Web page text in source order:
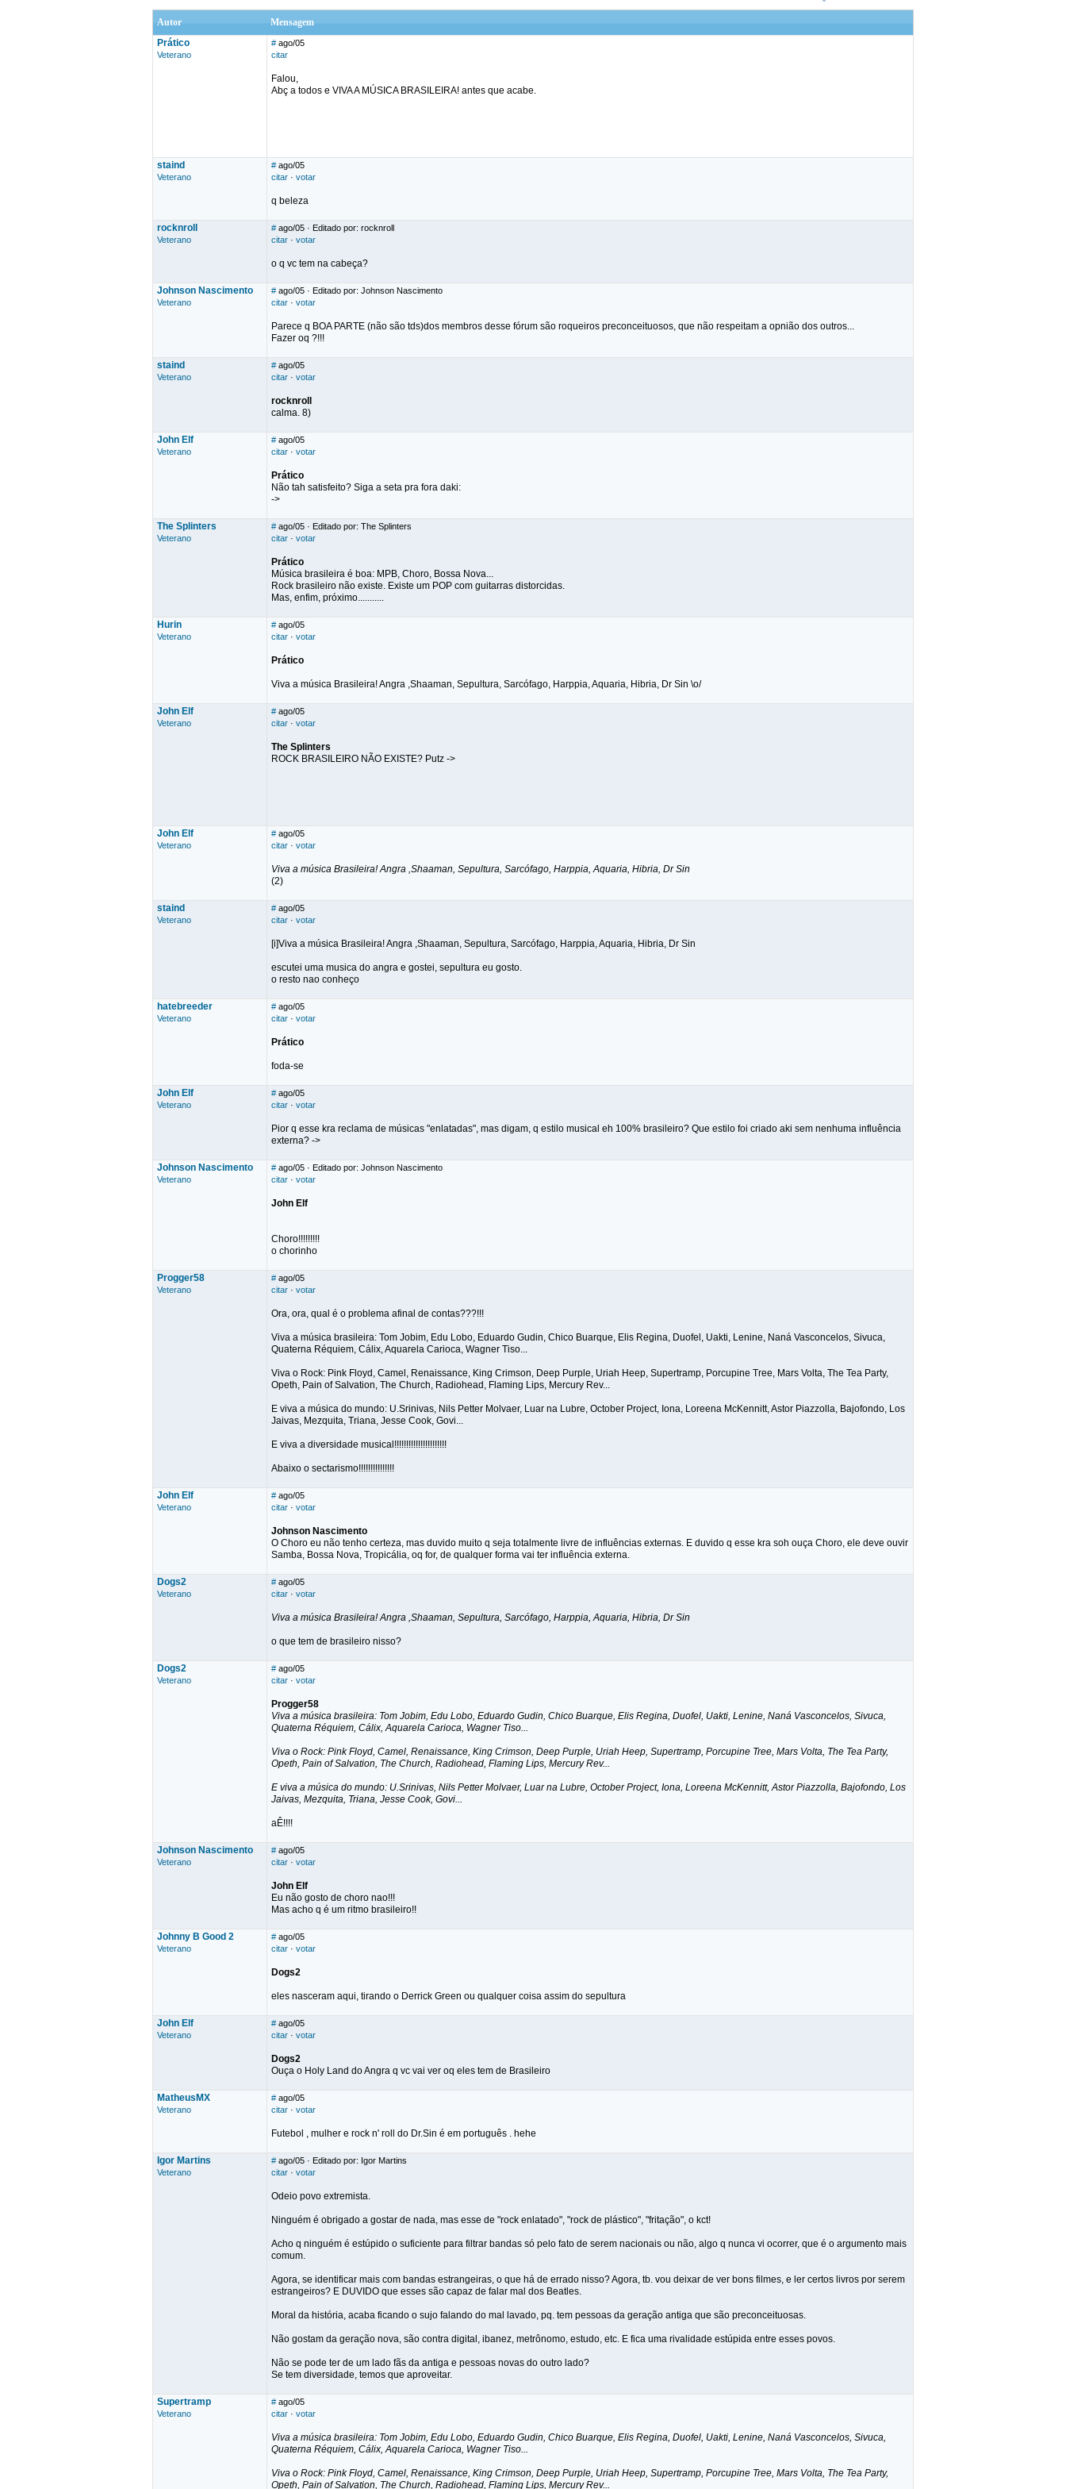
Autor
Mensagem
Prático
Veterano
# ago/05
citar
Falou,
Abç a todos e VIVA A MÚSICA BRASILEIRA! antes que acabe.
staind
Veterano
# ago/05
citar · votar
q beleza
rocknroll
Veterano
# ago/05 · Editado por: rocknroll
citar · votar
o q vc tem na cabeça?
Johnson Nascimento
Veterano
# ago/05 · Editado por: Johnson Nascimento
citar · votar
Parece q BOA PARTE (não são tds)dos membros desse fórum são roqueiros preconceituosos, que não respeitam a opnião dos outros...
Fazer oq ?!!!
staind
Veterano
# ago/05
citar · votar
rocknroll
calma. 8)
John Elf
Veterano
# ago/05
citar · votar
Prático
Não tah satisfeito? Siga a seta pra fora daki:
->
The Splinters
Veterano
# ago/05 · Editado por: The Splinters
citar · votar
Prático
Música brasileira é boa: MPB, Choro, Bossa Nova...
Rock brasileiro não existe. Existe um POP com guitarras distorcidas.
Mas, enfim, próximo...........
Hurin
Veterano
# ago/05
citar · votar
Prático
Viva a música Brasileira! Angra ,Shaaman, Sepultura, Sarcófago, Harppia, Aquaria, Hibria, Dr Sin \o/
John Elf
Veterano
# ago/05
citar · votar
The Splinters
ROCK BRASILEIRO NÃO EXISTE? Putz ->
John Elf
Veterano
# ago/05
citar · votar
Viva a música Brasileira! Angra ,Shaaman, Sepultura, Sarcófago, Harppia, Aquaria, Hibria, Dr Sin
(2)
staind
Veterano
# ago/05
citar · votar
[i]Viva a música Brasileira! Angra ,Shaaman, Sepultura, Sarcófago, Harppia, Aquaria, Hibria, Dr Sin
escutei uma musica do angra e gostei, sepultura eu gosto.
o resto nao conheço
hatebreeder
Veterano
# ago/05
citar · votar
Prático
foda-se
John Elf
Veterano
# ago/05
citar · votar
Pior q esse kra reclama de músicas "enlatadas", mas digam, q estilo musical eh 100% brasileiro? Que estilo foi criado aki sem nenhuma influência
externa? ->
Johnson Nascimento
Veterano
# ago/05 · Editado por: Johnson Nascimento
citar · votar
John Elf
Choro!!!!!!!!!
o chorinho
Progger58
Veterano
# ago/05
citar · votar
Ora, ora, qual é o problema afinal de contas???!!!
Viva a música brasileira: Tom Jobim, Edu Lobo, Eduardo Gudin, Chico Buarque, Elis Regina, Duofel, Uakti, Lenine, Naná Vasconcelos, Sivuca,
Quaterna Réquiem, Cálix, Aquarela Carioca, Wagner Tiso...
Viva o Rock: Pink Floyd, Camel, Renaissance, King Crimson, Deep Purple, Uriah Heep, Supertramp, Porcupine Tree, Mars Volta, The Tea Party,
Opeth, Pain of Salvation, The Church, Radiohead, Flaming Lips, Mercury Rev...
E viva a música do mundo: U.Srinivas, Nils Petter Molvaer, Luar na Lubre, October Project, Iona, Loreena McKennitt, Astor Piazzolla, Bajofondo, Los
Jaivas, Mezquita, Triana, Jesse Cook, Govi...
E viva a diversidade musical!!!!!!!!!!!!!!!!!!!!!!
Abaixo o sectarismo!!!!!!!!!!!!!!!
John Elf
Veterano
# ago/05
citar · votar
Johnson Nascimento
O Choro eu não tenho certeza, mas duvido muito q seja totalmente livre de influências externas. E duvido q esse kra soh ouça Choro, ele deve ouvir
Samba, Bossa Nova, Tropicália, oq for, de qualquer forma vai ter influência externa.
Dogs2
Veterano
# ago/05
citar · votar
Viva a música Brasileira! Angra ,Shaaman, Sepultura, Sarcófago, Harppia, Aquaria, Hibria, Dr Sin
o que tem de brasileiro nisso?
Dogs2
Veterano
# ago/05
citar · votar
Progger58
Viva a música brasileira: Tom Jobim, Edu Lobo, Eduardo Gudin, Chico Buarque, Elis Regina, Duofel, Uakti, Lenine, Naná Vasconcelos, Sivuca,
Quaterna Réquiem, Cálix, Aquarela Carioca, Wagner Tiso...
Viva o Rock: Pink Floyd, Camel, Renaissance, King Crimson, Deep Purple, Uriah Heep, Supertramp, Porcupine Tree, Mars Volta, The Tea Party,
Opeth, Pain of Salvation, The Church, Radiohead, Flaming Lips, Mercury Rev...
E viva a música do mundo: U.Srinivas, Nils Petter Molvaer, Luar na Lubre, October Project, Iona, Loreena McKennitt, Astor Piazzolla, Bajofondo, Los
Jaivas, Mezquita, Triana, Jesse Cook, Govi...
aÊ!!!!
Johnson Nascimento
Veterano
# ago/05
citar · votar
John Elf
Eu não gosto de choro nao!!!
Mas acho q é um ritmo brasileiro!!
Johnny B Good 2
Veterano
# ago/05
citar · votar
Dogs2
eles nasceram aqui, tirando o Derrick Green ou qualquer coisa assim do sepultura
John Elf
Veterano
# ago/05
citar · votar
Dogs2
Ouça o Holy Land do Angra q vc vai ver oq eles tem de Brasileiro
MatheusMX
Veterano
# ago/05
citar · votar
Futebol , mulher e rock n' roll do Dr.Sin é em português . hehe
Igor Martins
Veterano
# ago/05 · Editado por: Igor Martins
citar · votar
Odeio povo extremista.
Ninguém é obrigado a gostar de nada, mas esse de "rock enlatado", "rock de plástico", "fritação", o kct!
Acho q ninguém é estúpido o suficiente para filtrar bandas só pelo fato de serem nacionais ou não, algo q nunca vi ocorrer, que é o argumento mais
comum.
Agora, se identificar mais com bandas estrangeiras, o que há de errado nisso? Agora, tb. vou deixar de ver bons filmes, e ler certos livros por serem
estrangeiros? E DUVIDO que esses são capaz de falar mal dos Beatles.
Moral da história, acaba ficando o sujo falando do mal lavado, pq. tem pessoas da geração antiga que são preconceituosas.
Não gostam da geração nova, são contra digital, ibanez, metrônomo, estudo, etc. E fica uma rivalidade estúpida entre esses povos.
Não se pode ter de um lado fãs da antiga e pessoas novas do outro lado?
Se tem diversidade, temos que aproveitar.
Supertramp
Veterano
# ago/05
citar · votar
Viva a música brasileira: Tom Jobim, Edu Lobo, Eduardo Gudin, Chico Buarque, Elis Regina, Duofel, Uakti, Lenine, Naná Vasconcelos, Sivuca,
Quaterna Réquiem, Cálix, Aquarela Carioca, Wagner Tiso...
Viva o Rock: Pink Floyd, Camel, Renaissance, King Crimson, Deep Purple, Uriah Heep, Supertramp, Porcupine Tree, Mars Volta, The Tea Party,
Opeth, Pain of Salvation, The Church, Radiohead, Flaming Lips, Mercury Rev...